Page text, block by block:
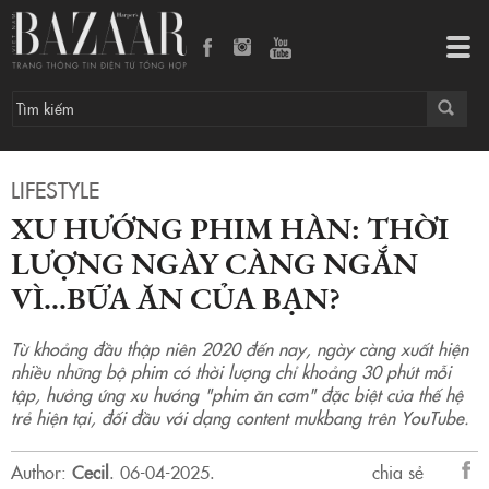
LIFESTYLE
XU HƯỚNG PHIM HÀN: THỜI
LƯỢNG NGÀY CÀNG NGẮN
VÌ…BỮA ĂN CỦA BẠN?
Từ khoảng đầu thập niên 2020 đến nay, ngày càng xuất hiện
nhiều những bộ phim có thời lượng chỉ khoảng 30 phút mỗi
tập, hưởng ứng xu hướng "phim ăn cơm" đặc biệt của thế hệ
trẻ hiện tại, đối đầu với dạng content mukbang trên YouTube.
Author: Cecil. 06-04-2025.
chia sẻ